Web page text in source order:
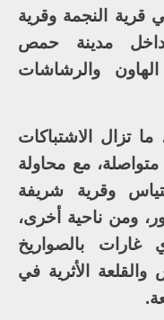
قرية النجمة وقرية
داخل مدينة حمص
والرشاشات
تزال الاشتباكات
مع محاولة
وقرية شريفة
ومن ناحية أخرى،
بالصواريخ
الأثرية في